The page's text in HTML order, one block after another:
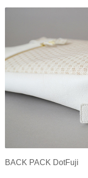
BACK PACK DotFuji